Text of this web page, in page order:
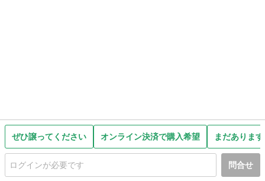
ぜひ譲ってください オンライン決済で購入希望 まだありま
問合せ